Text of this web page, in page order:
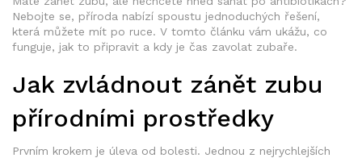
Nebojte se, příroda nabízí spoustu jednoduchých řešení,
která můžete mít po ruce. V tomto článku vám ukážu, co
funguje, jak to připravit a kdy je čas zavolat zubaře.
Jak zvládnout zánět zubu
přírodními prostředky
Prvním krokem je úleva od bolesti. Jednou z nejrychlejších